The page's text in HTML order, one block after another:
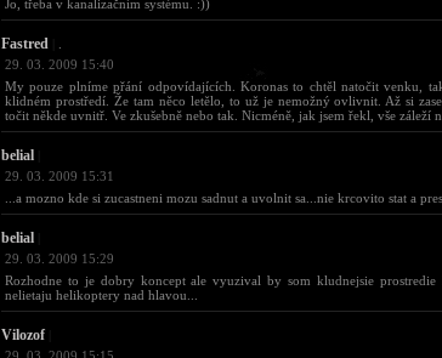
Jo, třeba v kanalizačním systému. :))
Fastred
29. 03. 2009 15:40
My pouze plníme přání odpovídajících. Koronas to chtěl natočit venku,
klidném prostředí. Že tam něco letělo, to už je nemožný ovlivnit. Až si
točit někde uvnitř. Ve zkušebně nebo tak. Nicméně, jak jsem řekl, vše záleží
belial
29. 03. 2009 15:31
...a mozno kde si zucastneni mozu sadnut a uvolnit sa...nie krcovito stat a
belial
29. 03. 2009 15:29
Rozhodne to je dobry koncept ale vyuzival by som kludnejsie
nelietaju helikoptery nad hlavou...
Vilozof